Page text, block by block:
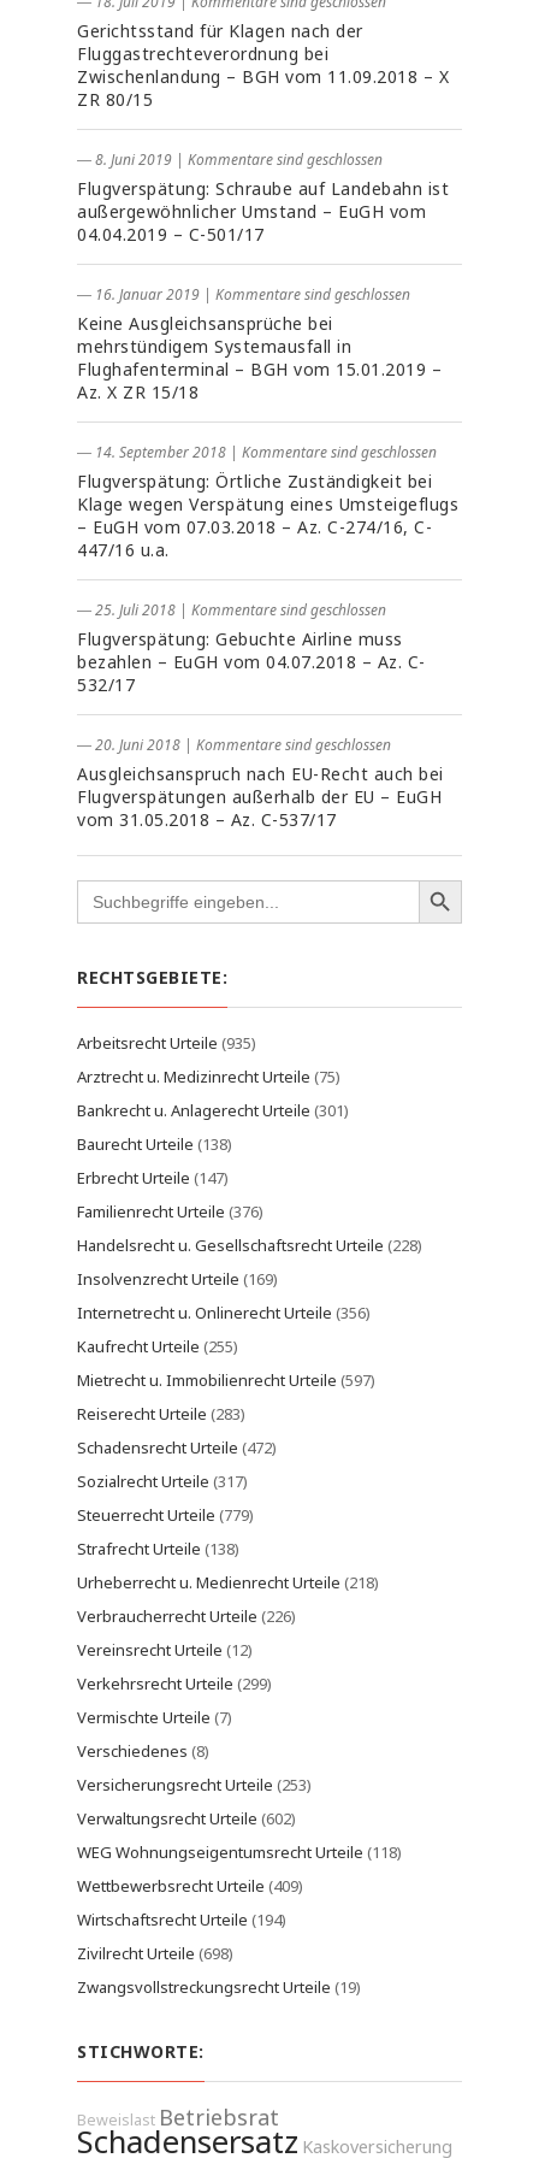
Gerichtsstand für Klagen nach der
Fluggastrechteverordnung bei
Zwischenlandung – BGH vom 11.09.2018 – X
ZR 80/15
― 8. Juni 2019 | Kommentare sind geschlossen
Flugverspätung: Schraube auf Landebahn ist
außergewöhnlicher Umstand – EuGH vom
04.04.2019 – C-501/17
― 16. Januar 2019 | Kommentare sind geschlossen
Keine Ausgleichsansprüche bei
mehrstündigem Systemausfall in
Flughafenterminal – BGH vom 15.01.2019 –
Az. X ZR 15/18
― 14. September 2018 | Kommentare sind geschlossen
Flugverspätung: Örtliche Zuständigkeit bei
Klage wegen Verspätung eines Umsteigeflugs
– EuGH vom 07.03.2018 – Az. C-274/16, C-
447/16 u.a.
― 25. Juli 2018 | Kommentare sind geschlossen
Flugverspätung: Gebuchte Airline muss
bezahlen – EuGH vom 04.07.2018 – Az. C-
532/17
― 20. Juni 2018 | Kommentare sind geschlossen
Ausgleichsanspruch nach EU-Recht auch bei
Flugverspätungen außerhalb der EU – EuGH
vom 31.05.2018 – Az. C-537/17
Search
for:
RECHTSGEBIETE:
Arbeitsrecht Urteile (935)
Arztrecht u. Medizinrecht Urteile (75)
Bankrecht u. Anlagerecht Urteile (301)
Baurecht Urteile (138)
Erbrecht Urteile (147)
Familienrecht Urteile (376)
Handelsrecht u. Gesellschaftsrecht Urteile (228)
Insolvenzrecht Urteile (169)
Internetrecht u. Onlinerecht Urteile (356)
Kaufrecht Urteile (255)
Mietrecht u. Immobilienrecht Urteile (597)
Reiserecht Urteile (283)
Schadensrecht Urteile (472)
Sozialrecht Urteile (317)
Steuerrecht Urteile (779)
Strafrecht Urteile (138)
Urheberrecht u. Medienrecht Urteile (218)
Verbraucherrecht Urteile (226)
Vereinsrecht Urteile (12)
Verkehrsrecht Urteile (299)
Vermischte Urteile (7)
Verschiedenes (8)
Versicherungsrecht Urteile (253)
Verwaltungsrecht Urteile (602)
WEG Wohnungseigentumsrecht Urteile (118)
Wettbewerbsrecht Urteile (409)
Wirtschaftsrecht Urteile (194)
Zivilrecht Urteile (698)
Zwangsvollstreckungsrecht Urteile (19)
STICHWORTE:
Beweislast Betriebsrat
Schadensersatz Kaskoversicherung